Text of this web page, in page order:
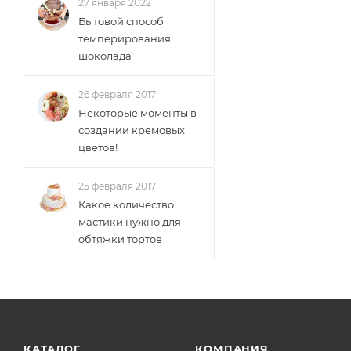
27 января 2022
Бытовой способ
темперирования
шоколада
26 февраля 2017
Некоторые моменты в
создании кремовых
цветов!
25 февраля 2017
Какое количество
мастики нужно для
обтяжки тортов